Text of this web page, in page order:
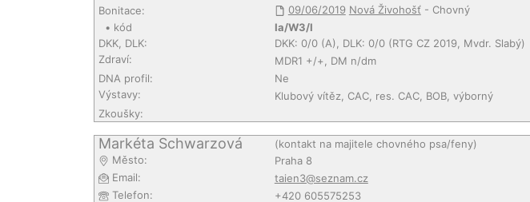
Bonitace:
09/06/2019 Nová Živohošť- Chovný
• kód
Ia/W3/I
DKK, DLK:
DKK: 0/0 (A), DLK: 0/0 (RTG CZ 2019, Mvdr. Slabý)
Zdraví:
MDR1 +/+, DM n/dm
DNA profil:
Ne
Výstavy:
Klubový vítěz, CAC, res. CAC, BOB, výborný
Zkoušky:
Markéta Schwarzová
(kontakt na majitele chovného psa/feny)
Město:
Praha 8
Email:
taien3@seznam.cz
Telefon:
+420 605575253